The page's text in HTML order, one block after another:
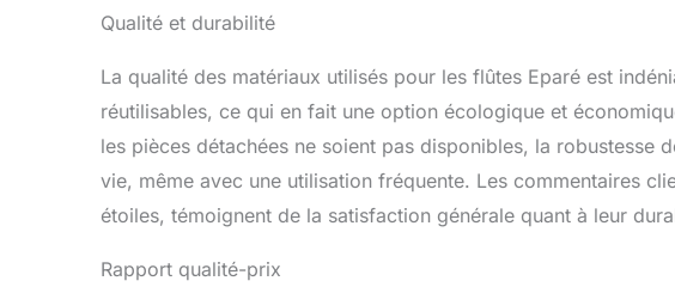
Qualité et durabilité
La qualité des matériaux utilisés pour les flûtes Eparé est
réutilisables, ce qui en fait une option écologique et
les pièces détachées ne soient pas disponibles, la robustesse
vie, même avec une utilisation fréquente. Les commentaires
étoiles, témoignent de la satisfaction générale quant à leur
Rapport qualité-prix